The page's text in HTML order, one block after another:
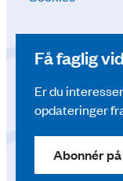
Få faglig
Er du
opdateringer
Abonnér